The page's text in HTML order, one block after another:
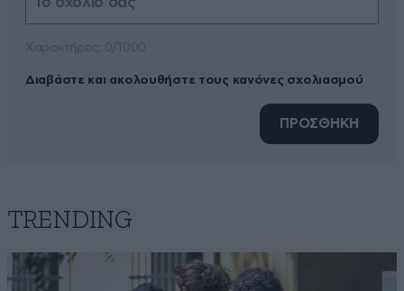
Διαβάστε και ακολουθήστε τους κανόνες σχολιασμού
ΠΡΟΣΘΗΚΗ
TRENDING